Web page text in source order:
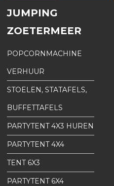
JUMPING
ZOETERMEER
POPCORNMACHINE
VERHUUR
STOELEN, STATAFELS,
BUFFETTAFELS
PARTYTENT 4X3 HUREN
PARTYTENT 4X4
TENT 6X3
PARTYTENT 6X4